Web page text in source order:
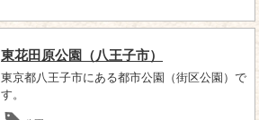
東花田原公園（八王子市）
東京都八王子市にある都市公園（街区公園）で
す。